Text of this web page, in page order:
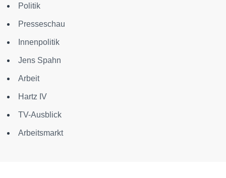
Politik
Presseschau
Innenpolitik
Jens Spahn
Arbeit
Hartz IV
TV-Ausblick
Arbeitsmarkt